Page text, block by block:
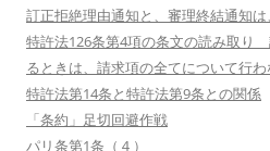
訂正拒絶理由通知と、審理終結通知
特許法126条第4項の条文の読み取り
るときは、請求項の全てについて行
特許法第14条と特許法第9条との関係
「条約」足切回避作戦
パリ条第1条（４）